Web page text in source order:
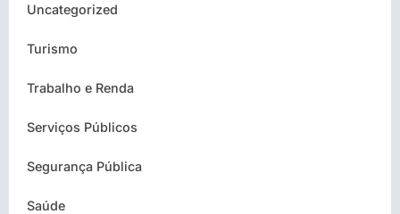
Uncategorized
Turismo
Trabalho e Renda
Serviços Públicos
Segurança Pública
Saúde